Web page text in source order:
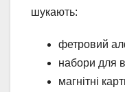
шукають:
фетровий
набори для
магнітні